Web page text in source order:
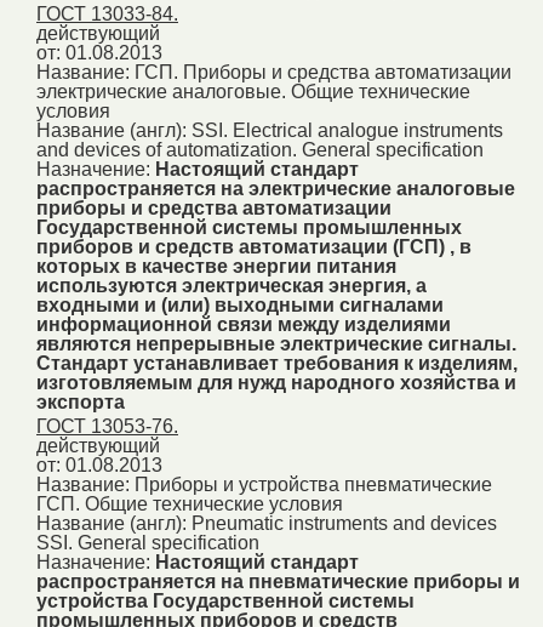
ГОСТ 13033-84.
действующий
от: 01.08.2013
Название: ГСП. Приборы и средства автоматизации
электрические аналоговые. Общие технические
условия
Название (англ): SSI. Electrical analogue instruments
and devices of automatization. General specification
Назначение: Настоящий стандарт
распространяется на электрические аналоговые
приборы и средства автоматизации
Государственной системы промышленных
приборов и средств автоматизации (ГСП) , в
которых в качестве энергии питания
используются электрическая энергия, а
входными и (или) выходными сигналами
информационной связи между изделиями
являются непрерывные электрические сигналы.
Стандарт устанавливает требования к изделиям,
изготовляемым для нужд народного хозяйства и
экспорта
ГОСТ 13053-76.
действующий
от: 01.08.2013
Название: Приборы и устройства пневматические
ГСП. Общие технические условия
Название (англ): Pneumatic instruments and devices
SSI. General specification
Назначение: Настоящий стандарт
распространяется на пневматические приборы и
устройства Государственной системы
промышленных приборов и средств